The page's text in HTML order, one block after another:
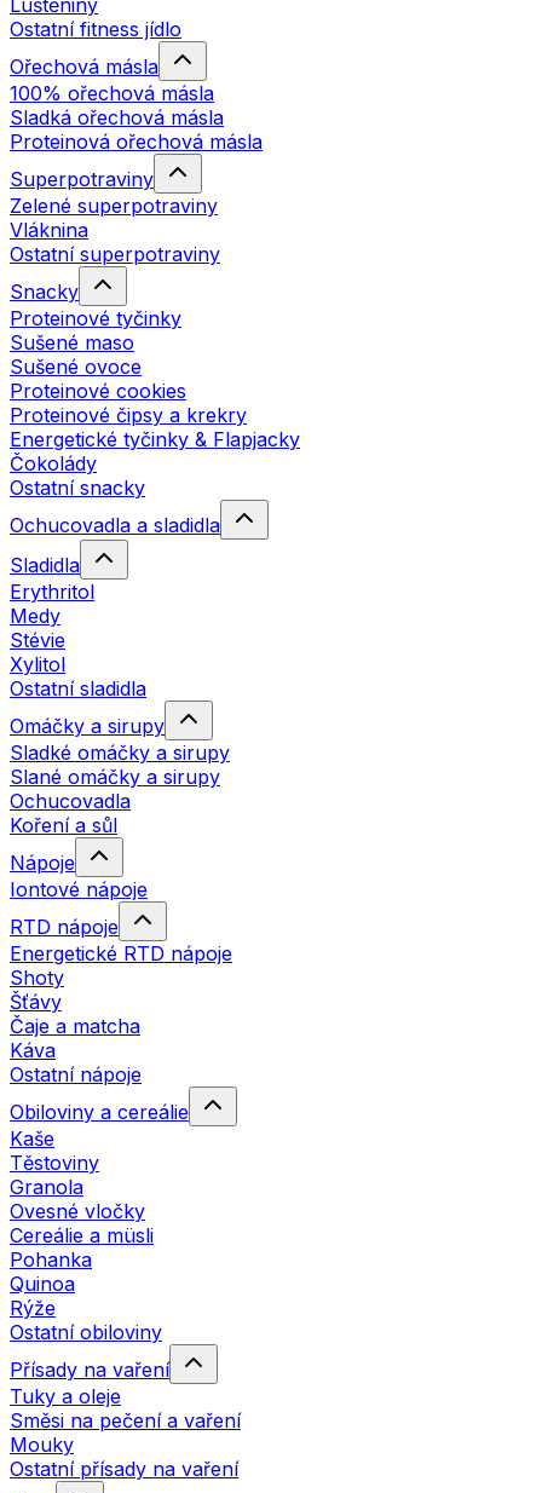
Luštěniny
Ostatní fitness jídlo
Ořechová másla
100% ořechová másla
Sladká ořechová másla
Proteinová ořechová másla
Superpotraviny
Zelené superpotraviny
Vláknina
Ostatní superpotraviny
Snacky
Proteinové tyčinky
Sušené maso
Sušené ovoce
Proteinové cookies
Proteinové čipsy a krekry
Energetické tyčinky & Flapjacky
Čokolády
Ostatní snacky
Ochucovadla a sladidla
Sladidla
Erythritol
Medy
Stévie
Xylitol
Ostatní sladidla
Omáčky a sirupy
Sladké omáčky a sirupy
Slané omáčky a sirupy
Ochucovadla
Koření a sůl
Nápoje
Iontové nápoje
RTD nápoje
Energetické RTD nápoje
Shoty
Šťávy
Čaje a matcha
Káva
Ostatní nápoje
Obiloviny a cereálie
Kaše
Těstoviny
Granola
Ovesné vločky
Cereálie a müsli
Pohanka
Quinoa
Rýže
Ostatní obiloviny
Přísady na vaření
Tuky a oleje
Směsi na pečení a vaření
Mouky
Ostatní přísady na vaření